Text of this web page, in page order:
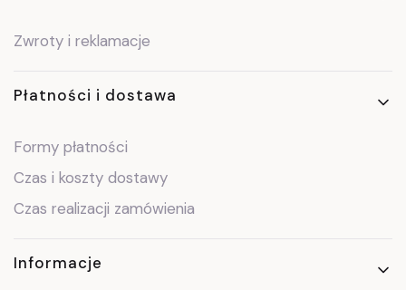
Zwroty i reklamacje
Płatności i dostawa
Formy płatności
Czas i koszty dostawy
Czas realizacji zamówienia
Informacje